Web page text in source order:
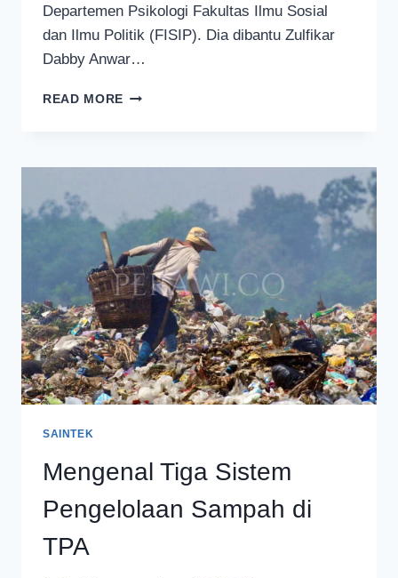
Departemen Psikologi Fakultas Ilmu Sosial
dan Ilmu Politik (FISIP). Dia dibantu Zulfikar
Dabby Anwar…
READ MORE MANAJEMEN
MAHASISWA
BRAWIJAYA
JUARA
SATU
DI
ITALIA
SAINTEK
Mengenal Tiga Sistem
Pengelolaan Sampah di
TPA